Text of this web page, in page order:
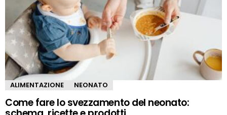
ALIMENTAZIONE NEONATO
Come fare lo svezzamento del neonato: